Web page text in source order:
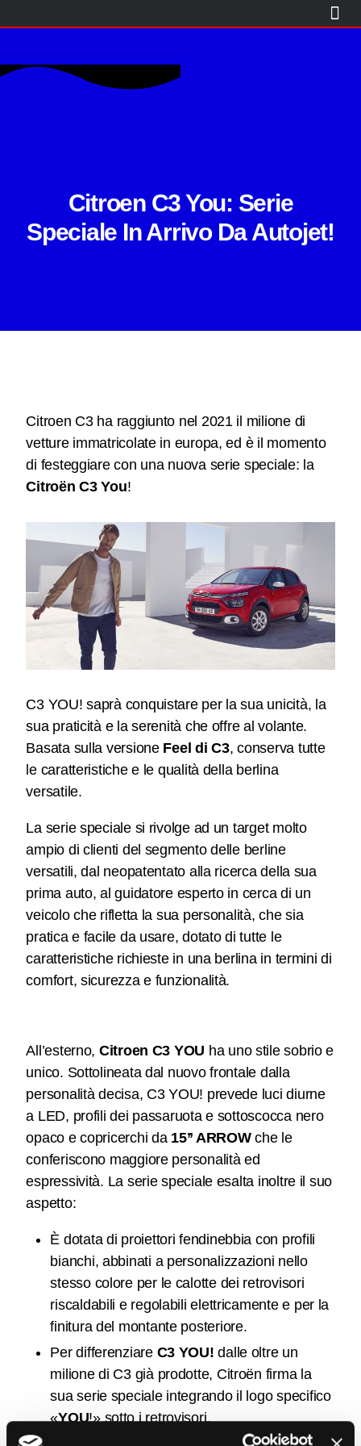
Citroen C3 You: Serie
Speciale In Arrivo Da Autojet!
Citroen C3 ha raggiunto nel 2021 il milione di
vetture immatricolate in europa, ed è il momento
di festeggiare con una nuova serie speciale: la
Citroën C3 You!
C3 YOU! saprà conquistare per la sua unicità, la
sua praticità e la serenità che offre al volante.
Basata sulla versione Feel di C3, conserva tutte
le caratteristiche e le qualità della berlina
versatile.
La serie speciale si rivolge ad un target molto
ampio di clienti del segmento delle berline
versatili, dal neopatentato alla ricerca della sua
prima auto, al guidatore esperto in cerca di un
veicolo che rifletta la sua personalità, che sia
pratica e facile da usare, dotato di tutte le
caratteristiche richieste in una berlina in termini di
comfort, sicurezza e funzionalità.
All’esterno, Citroen C3 YOU ha uno stile sobrio e
unico. Sottolineata dal nuovo frontale dalla
personalità decisa, C3 YOU! prevede luci diurne
a LED, profili dei passaruota e sottoscocca nero
opaco e copricerchi da15’’ ARROWche le
conferiscono maggiore personalità ed
espressività. La serie speciale esalta inoltre il suo
aspetto:
È dotata di proiettori fendinebbia con profili
bianchi, abbinati a personalizzazioni nello
stesso colore per le calotte dei retrovisori
riscaldabili e regolabili elettricamente e per la
finitura del montante posteriore.
Per differenziare C3 YOU! dalle oltre un
milione di C3 già prodotte, Citroën firma la
sua serie speciale integrando il logo specifico
«YOU!» sotto i retrovisori.